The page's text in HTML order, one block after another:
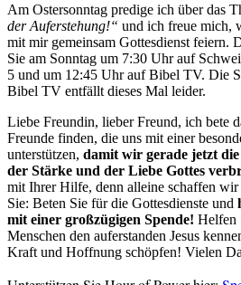
Am Ostersonntag predige ich über das
der Auferstehung!“ und ich freue mich,
mit mir gemeinsam Gottesdienst feiern.
Sie am Sonntag um 7:30 Uhr auf
5 und um 12:45 Uhr auf Bibel TV. Die
Bibel TV entfällt dieses Mal leider.
Liebe Freundin, lieber Freund, ich bete
Freunde finden, die uns mit einer
unterstützen, damit wir gerade jetzt
der Stärke und der Liebe Gottes
mit Ihrer Hilfe, denn alleine schaffen
Sie: Beten Sie für die Gottesdienste und
mit einer großzügigen Spende! Helfen
Menschen den auferstanden Jesus
Kraft und Hoffnung schöpfen! Vielen